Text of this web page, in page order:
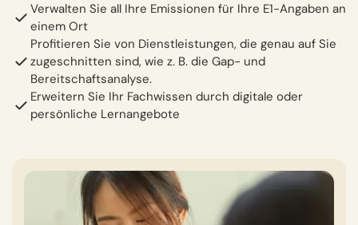
Verwalten Sie all Ihre Emissionen für Ihre E1-Angaben an
einem Ort
Profitieren Sie von Dienstleistungen, die genau auf Sie
zugeschnitten sind, wie z. B. die Gap- und
Bereitschaftsanalyse.
Erweitern Sie Ihr Fachwissen durch digitale oder
persönliche Lernangebote